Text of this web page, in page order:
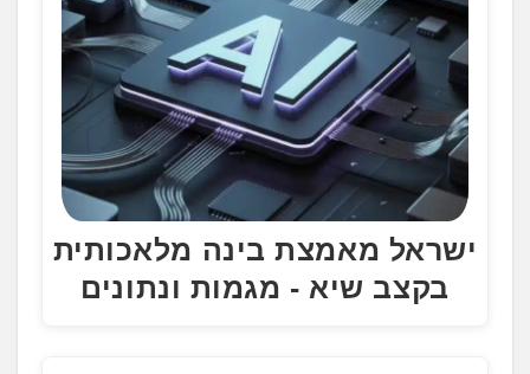
ישראל מאמצת בינה מלאכותית
בקצב שיא - מגמות ונתונים